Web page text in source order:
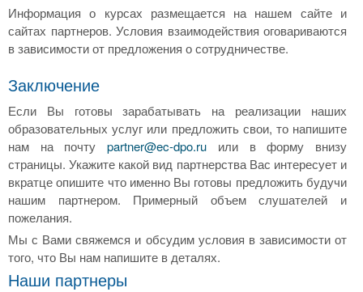
Информация о курсах размещается на нашем сайте и
сайтах партнеров. Условия взаимодействия оговариваются
в зависимости от предложения о сотрудничестве.
Заключение
Если Вы готовы зарабатывать на реализации наших
образовательных услуг или предложить свои, то напишите
нам на почтуpartner@ec-dpo.ru или в форму внизу
страницы. Укажите какой вид партнерства Вас интересует и
вкратце опишите что именно Вы готовы предложить будучи
нашим партнером. Примерный объем слушателей и
пожелания.
Мы с Вами свяжемся и обсудим условия в зависимости от
того, что Вы нам напишите в деталях.
Наши партнеры